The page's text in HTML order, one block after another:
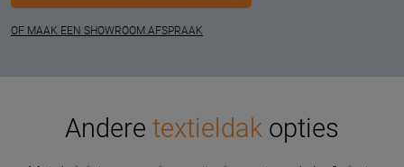
OF MAAK EEN SHOWROOM AFSPRAAK
Andere textieldak opties